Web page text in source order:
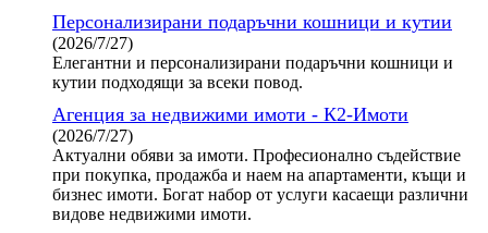
Персонализирани подаръчни кошници и кутии
(2026/7/27)
Елегантни и персонализирани подаръчни кошници и
кутии подходящи за всеки повод.
Агенция за недвижими имоти - К2-Имоти
(2026/7/27)
Актуални обяви за имоти. Професионално съдействие
при покупка, продажба и наем на апартаменти, къщи и
бизнес имоти. Богат набор от услуги касаещи различни
видове недвижими имоти.